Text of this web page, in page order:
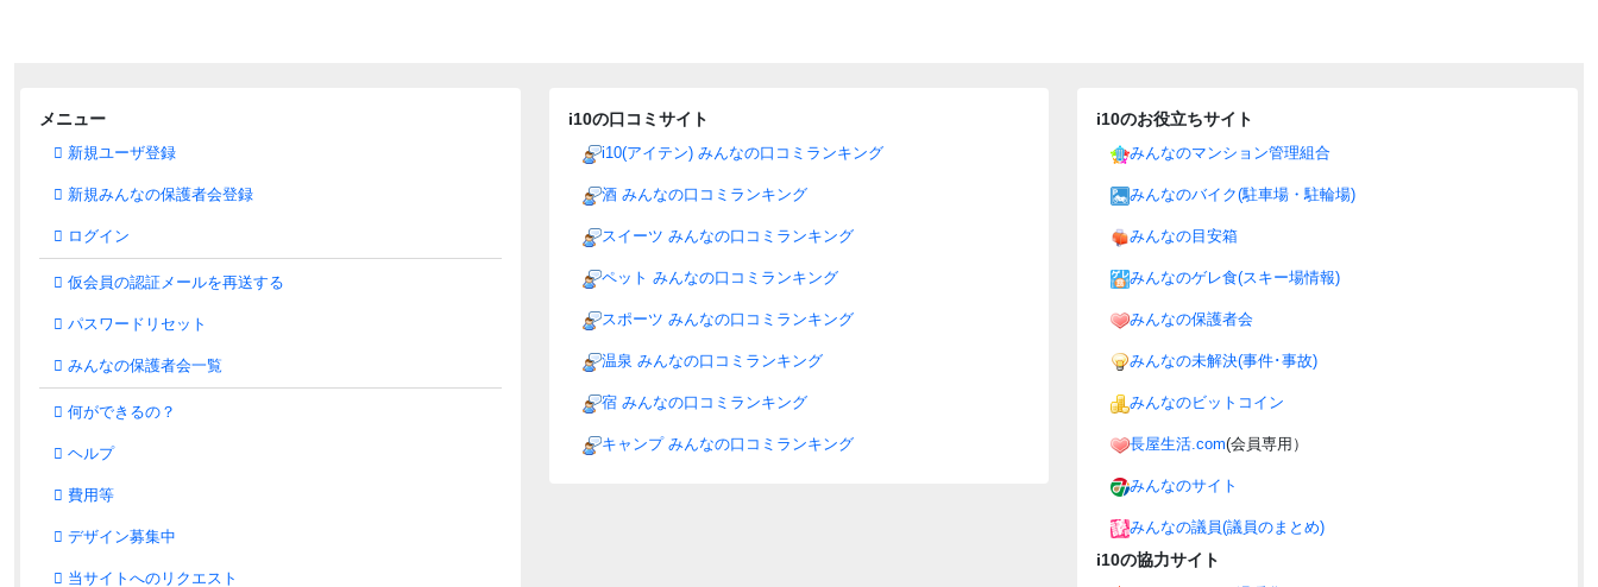
メニュー
新規ユーザ登録
新規みんなの保護者会登録
ログイン
仮会員の認証メールを再送する
パスワードリセット
みんなの保護者会一覧
何ができるの？
ヘルプ
費用等
デザイン募集中
当サイトへのリクエスト
i10の口コミサイト
i10(アイテン) みんなの口コミランキング
酒 みんなの口コミランキング
スイーツ みんなの口コミランキング
ペット みんなの口コミランキング
スポーツ みんなの口コミランキング
温泉 みんなの口コミランキング
宿 みんなの口コミランキング
キャンプ みんなの口コミランキング
i10のお役立ちサイト
みんなのマンション管理組合
みんなのバイク(駐車場・駐輪場)
みんなの目安箱
みんなのゲレ食(スキー場情報)
みんなの保護者会
みんなの未解決(事件･事故)
みんなのビットコイン
長屋生活.com(会員専用）
みんなのサイト
みんなの議員(議員のまとめ)
i10の協力サイト